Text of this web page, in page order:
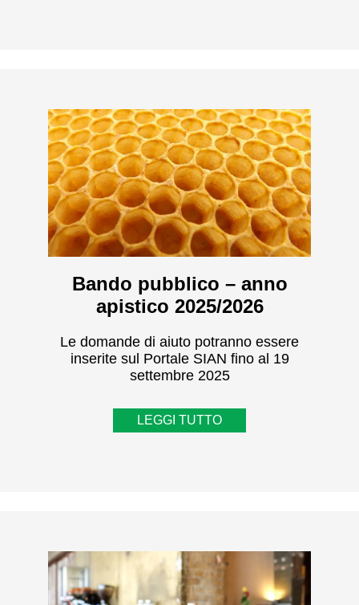
Bando pubblico – anno
apistico 2025/2026
Le domande di aiuto potranno essere
inserite sul Portale SIAN fino al 19
settembre 2025
LEGGI TUTTO